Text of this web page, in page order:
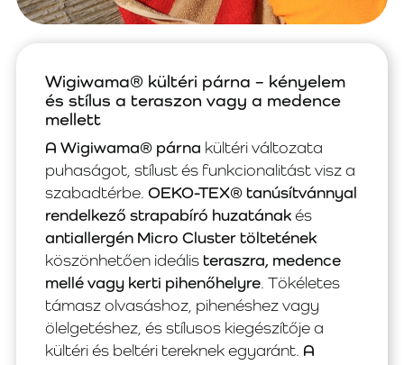
Wigiwama® kültéri párna – kényelem
és stílus a teraszon vagy a medence
mellett
A Wigiwama® párna kültéri változata
puhaságot, stílust és funkcionalitást visz a
szabadtérbe. OEKO-TEX® tanúsítvánnyal
rendelkező strapabíró huzatánakés
antiallergén Micro Cluster töltetének
köszönhetően ideálisteraszra, medence
mellé vagy kerti pihenőhelyre. Tökéletes
támasz olvasáshoz, pihenéshez vagy
ölelgetéshez, és stílusos kiegészítője a
kültéri és beltéri tereknek egyaránt. A